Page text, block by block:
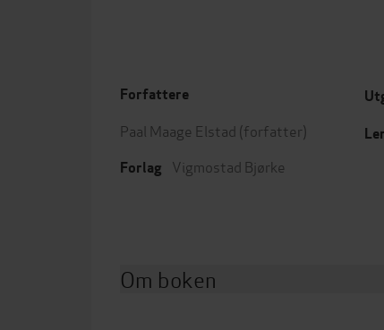
Forfattere
Paal Maage Elstad (forfatter)
Forlag Vigmostad Bjørke
Om boken